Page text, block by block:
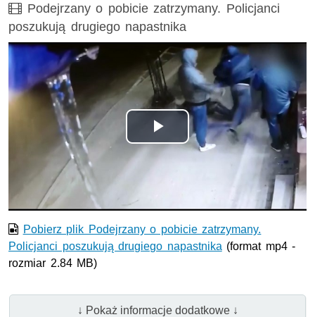
Film
Podejrzany o pobicie zatrzymany. Policjanci
poszukują drugiego napastnika
Odtwórz
Pobierz plik Podejrzany o pobicie zatrzymany.
Policjanci poszukują drugiego napastnika(format mp4 -
rozmiar 2.84 MB)
↓ Pokaż informacje dodatkowe ↓